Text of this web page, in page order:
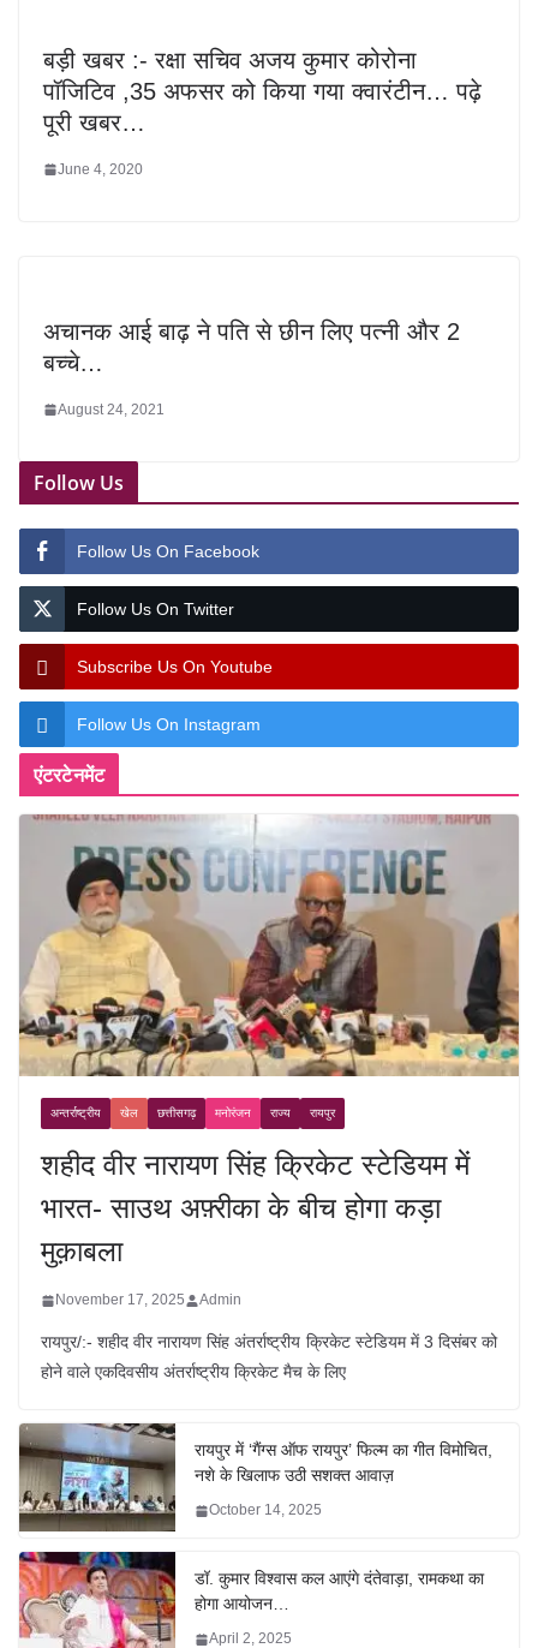
बड़ी खबर :- रक्षा सचिव अजय कुमार कोरोना
पॉजिटिव ,35 अफसर को किया गया क्वारंटीन… पढ़े
पूरी खबर…
June 4, 2020
अचानक आई बाढ़ ने पति से छीन लिए पत्नी और 2
बच्चे…
August 24, 2021
Follow Us
Follow Us On Facebook
Follow Us On Twitter
Subscribe Us On Youtube
Follow Us On Instagram
एंटरटेनमेंट
अन्तर्राष्ट्रीय खेल छत्तीसगढ़ मनोरंजन राज्य रायपुर
शहीद वीर नारायण सिंह क्रिकेट स्टेडियम में
भारत- साउथ अफ़्रीका के बीच होगा कड़ा
मुक़ाबला
November 17, 2025 Admin
रायपुर/:- शहीद वीर नारायण सिंह अंतर्राष्ट्रीय क्रिकेट स्टेडियम में 3 दिसंबर को
होने वाले एकदिवसीय अंतर्राष्ट्रीय क्रिकेट मैच के लिए
रायपुर में ‘गैंग्स ऑफ रायपुर’ फिल्म का गीत विमोचित,
नशे के खिलाफ उठी सशक्त आवाज़
October 14, 2025
डॉ. कुमार विश्वास कल आएंगे दंतेवाड़ा, रामकथा का
होगा आयोजन…
April 2, 2025